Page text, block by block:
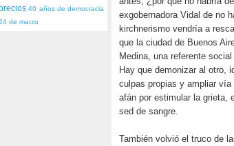
exgobernadora Vidal de no
kirchnerismo vendría a
que la ciudad de Buenos
Medina, una referente
Hay que demonizar al otro,
culpas propias y ampliar
afán por estimular la grieta,
sed de sangre.
También volvió el truco de
40 años de democracia
de marzo